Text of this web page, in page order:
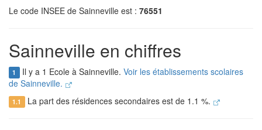
Le code INSEE de Sainneville est : 76551
Sainneville en chiffres
1 Il y a 1 Ecole à Sainneville. Voir les établissements scolaires
de Sainneville.
1.1 La part des résidences secondaires est de 1.1 %.